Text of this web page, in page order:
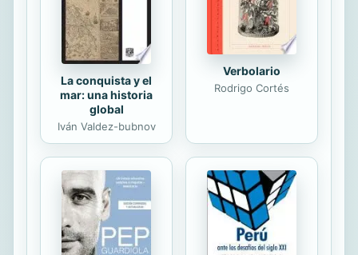
La conquista y el
mar: una historia
global
Iván Valdez-bubnov
Verbolario
Rodrigo Cortés